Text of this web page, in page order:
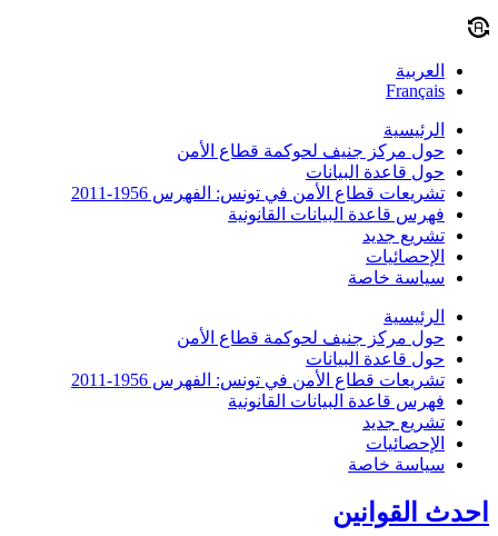
العربية
Français
الرئيسية
حول مركز جنيف لحوكمة قطاع الأمن
حول قاعدة البيانات
تشريعات قطاع الأمن في تونس: الفهرس 1956-2011
فهرس قاعدة البيانات القانونية
تشريع جديد
الإحصائيات
سياسة خاصة
الرئيسية
حول مركز جنيف لحوكمة قطاع الأمن
حول قاعدة البيانات
تشريعات قطاع الأمن في تونس: الفهرس 1956-2011
فهرس قاعدة البيانات القانونية
تشريع جديد
الإحصائيات
سياسة خاصة
احدث القوانين